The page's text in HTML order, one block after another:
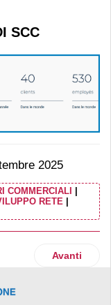
SCC
2025
COMMERCIALI
RETE
Group:Articolo
Avanti